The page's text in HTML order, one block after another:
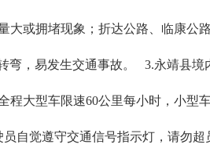
或拥堵现象；折达公路、临康公
弯，易发生交通事故。 3.永靖县
大型车限速60公里每小时，小
自觉遵守交通信号指示灯，请勿